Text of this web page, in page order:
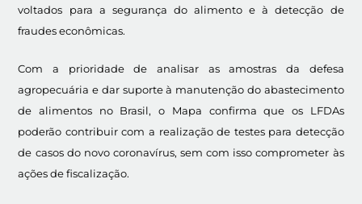
voltados para a segurança do alimento e à detecção de
fraudes econômicas.
Com a prioridade de analisar as amostras da defesa
agropecuária e dar suporte à manutenção do abastecimento
de alimentos no Brasil, o Mapa confirma que os LFDAs
poderão contribuir com a realização de testes para detecção
de casos do novo coronavírus, sem com isso comprometer às
ações de fiscalização.